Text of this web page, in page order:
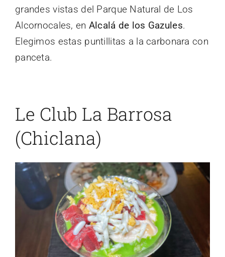
grandes vistas del Parque Natural de Los
Alcornocales, en Alcalá de los Gazules.
Elegimos estas puntillitas a la carbonara con
panceta.
Le Club La Barrosa
(Chiclana)